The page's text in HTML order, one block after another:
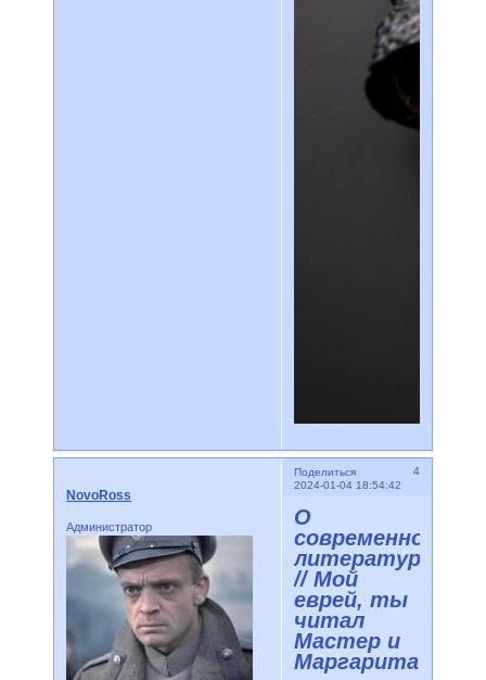
Поделиться
4
2024-01-04 18:54:42
NovoRoss
Администратор
О
современной
литературе
// Мой
еврей, ты
читал
Мастер и
Маргарита?